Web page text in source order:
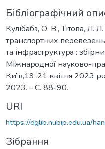
Бібліографічний
Кулібаба, О. В., Тітова, Л.
транспортних
та інфраструктура :
Міжнародної науково-
Київ,19-21 квітня 2023
2023. – С. 88-90.
URI
https://dglib.nubip.edu.ua/
Зібрання